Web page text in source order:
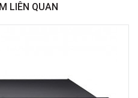
Phủ
Chí Minh
LIÊN QUAN